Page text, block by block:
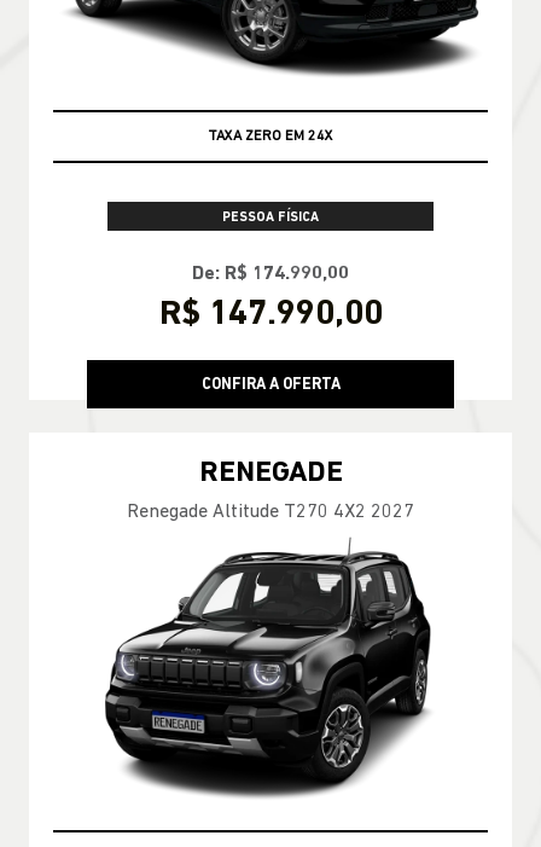
TAXA ZERO EM 24X
PESSOA FÍSICA
De: R$ 174.990,00
R$ 147.990,00
CONFIRA A OFERTA
RENEGADE
Renegade Altitude T270 4X2 2027